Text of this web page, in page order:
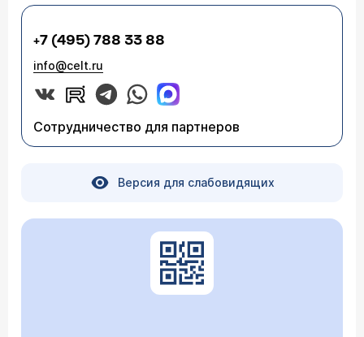
+7 (495) 788 33 88
info@celt.ru
Сотрудничество для партнеров
Версия для слабовидящих